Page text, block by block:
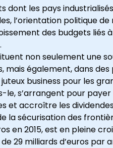
dont les pays
l’orientation politique de
des budgets liés
non seulement une
mais également, dans
business pour les
le, s’arrangent pour payer
et accroître les
la sécurisation des
en 2015, est en pleine
29 milliards d’euros par